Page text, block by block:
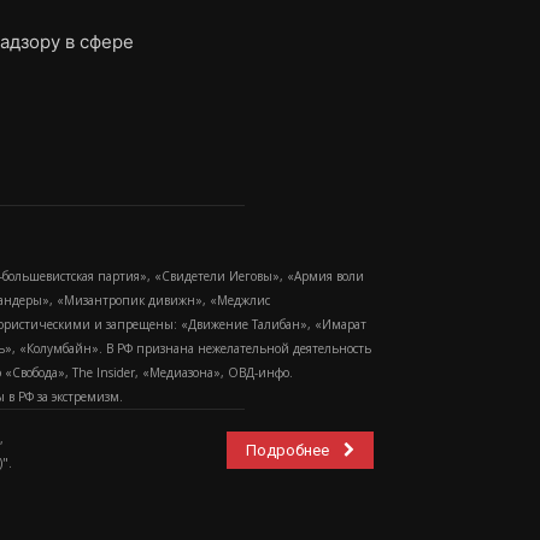
в сфере
партия», «Свидетели Иеговы», «Армия воли
«Мизантропик дивижн», «Меджлис
и запрещены: «Движение Талибан», «Имарат
«Колумбайн». В РФ признана нежелательной деятельность
The Insider, «Медиазона», ОВД-инфо.
РФ за экстремизм.
Подробнее